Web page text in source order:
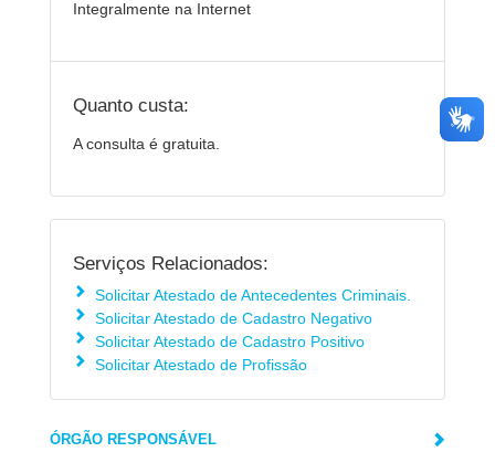
Integralmente na Internet
Quanto custa:
A consulta é gratuita.
Serviços Relacionados:
Solicitar Atestado de Antecedentes Criminais.
Solicitar Atestado de Cadastro Negativo
Solicitar Atestado de Cadastro Positivo
Solicitar Atestado de Profissão
ÓRGÃO RESPONSÁVEL